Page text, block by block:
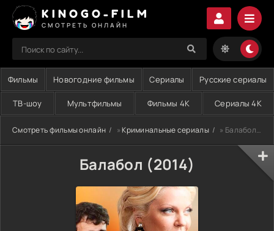
KINOGO-FILM
СМОТРЕТЬ ОНЛАЙН
Фильмы Новогодние фильмы Сериалы Русские сериалы
ТВ-шоу Мультфильмы Фильмы 4K Сериалы 4K
Смотреть фильмы онлайн »Криминальные сериалы » Балабол (2014)
Балабол (2014)